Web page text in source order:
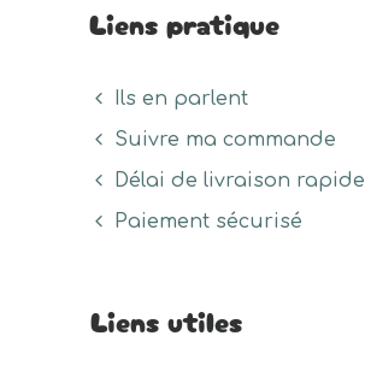
Liens pratique
Ils en parlent
Suivre ma commande
Délai de livraison rapide
Paiement sécurisé
Liens utiles